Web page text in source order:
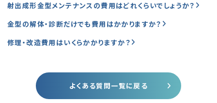
射出成形金型メンテナンスの費用はどれくらいでしょうか？
金型の解体・診断だけでも費用はかかりますか？
修理・改造費用はいくらかかりますか？
よくある質問一覧に戻る